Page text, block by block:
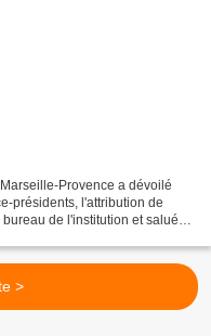
Provence a dévoilé
présidents, l'attribution de
de l'institution et salué le
>